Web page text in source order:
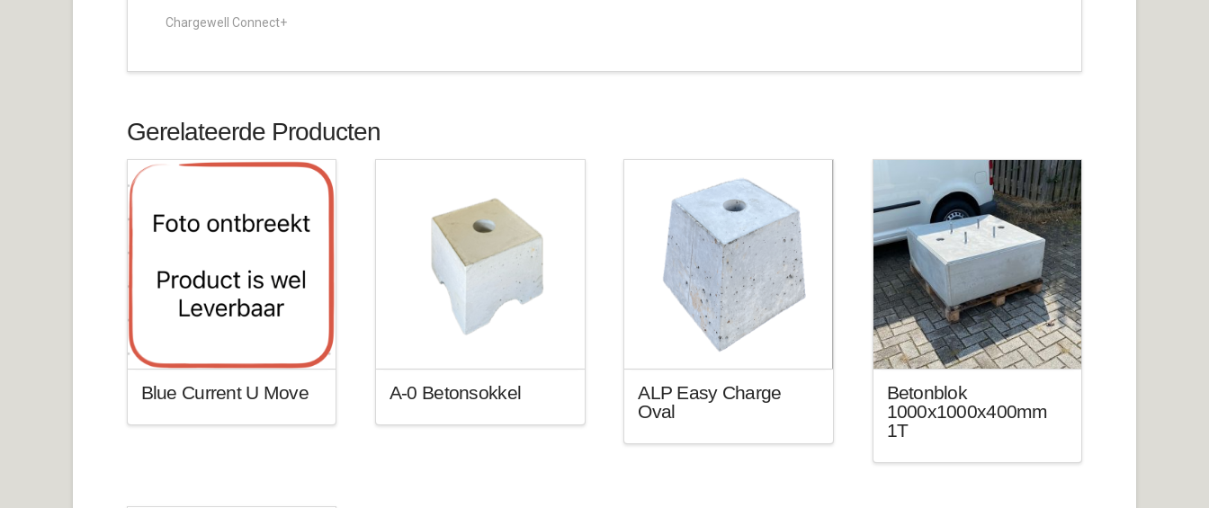
Chargewell Connect+
Gerelateerde Producten
Blue Current U Move A-0 Betonsokkel
ALP Easy Charge
Oval
Betonblok
1000x1000x400mm
1T